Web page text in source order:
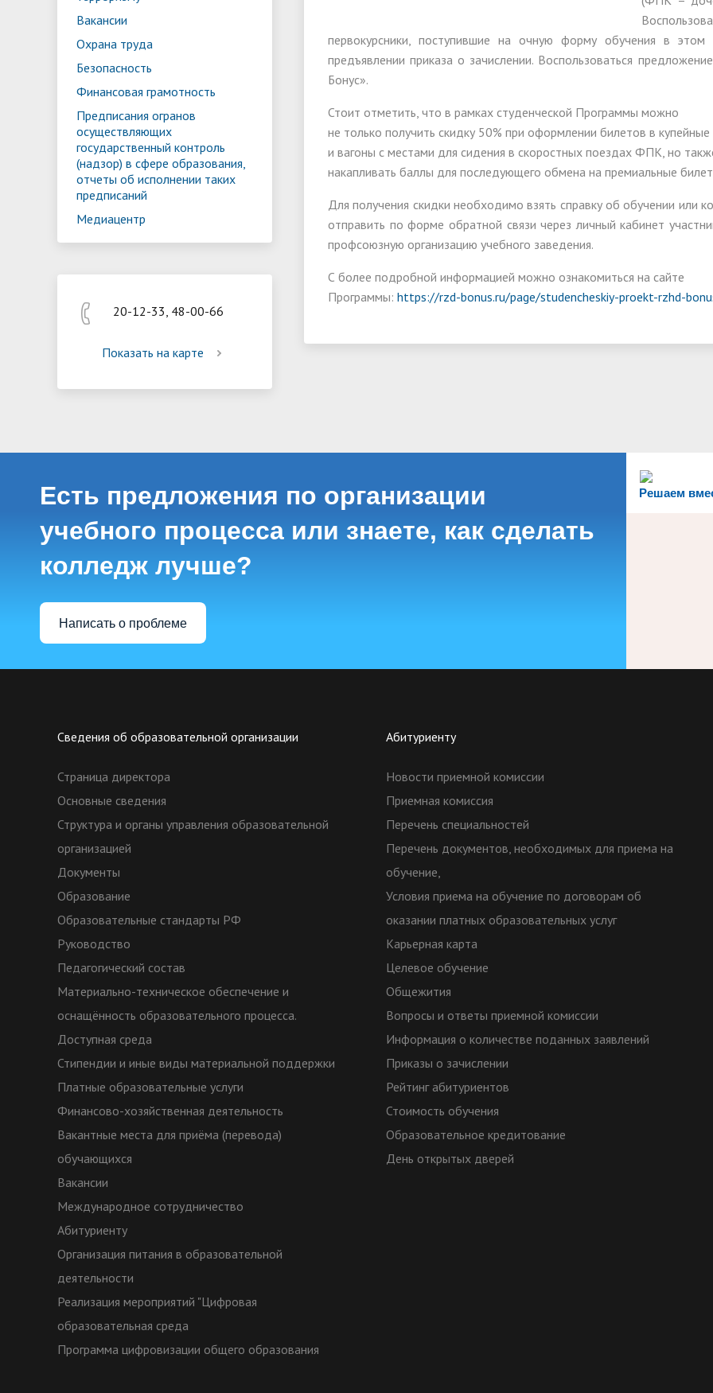
Реализация мероприятий
"Цифровая образовательная среда
образования
Вакансии
Охрана труда
Безопасность
Финансовая грамотность
Предписания огранов
осуществляющих
государственный контроль
(надзор) в сфере образования,
отчеты об исполнении таких
предписаний
Медиацентр
20-12-33, 48-00-66
Показать на карте
первокурсники, поступившие на очную форму обучения в
предъявлении приказа о зачислении. Воспользоваться
Бонус».
Стоит отметить, что в рамках студенческой Программы можно
не только получить скидку 50% при оформлении билетов в купейные
и вагоны с местами для сидения в скоростных поездах ФПК, но
накапливать баллы для последующего обмена на премиальные
Для получения скидки необходимо взять справку об обучении или
отправить по форме обратной связи через личный кабинет
профсоюзную организацию учебного заведения.
С более подробной информацией можно ознакомиться на сайте
Программы: https://rzd-bonus.ru/page/studencheskiy-proekt-rzhd-
Решаем
Есть предложения по организации
учебного процесса или знаете, как сделать
колледж лучше?
Написать о проблеме
Сведения об образовательной организации
Страница директора
Основные сведения
Структура и органы управления образовательной
организацией
Документы
Образование
Образовательные стандарты РФ
Руководство
Педагогический состав
Материально-техническое обеспечение и
оснащённость образовательного процесса.
Доступная среда
Стипендии и иные виды материальной поддержки
Платные образовательные услуги
Финансово-хозяйственная деятельность
Вакантные места для приёма (перевода)
обучающихся
Вакансии
Международное сотрудничество
Абитуриенту
Организация питания в образовательной
деятельности
Реализация мероприятий "Цифровая
образовательная среда
Программа цифровизации общего образования
Абитуриенту
Новости приемной комиссии
Приемная комиссия
Перечень специальностей
Перечень документов, необходимых для приема на
обучение,
Условия приема на обучение по договорам об
оказании платных образовательных услуг
Карьерная карта
Целевое обучение
Общежития
Вопросы и ответы приемной комиссии
Информация о количестве поданных заявлений
Приказы о зачислении
Рейтинг абитуриентов
Стоимость обучения
Образовательное кредитование
День открытых дверей